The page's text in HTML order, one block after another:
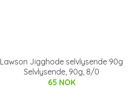
Lawson Jigghode selvlysende 90g
Selvlysende, 90g, 8/0
65 NOK